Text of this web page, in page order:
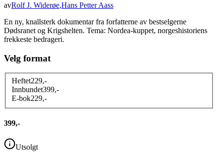
avRolf J. Widerøe,Hans Petter Aass
En ny, knallsterk dokumentar fra forfatterne av bestselgerne
Dødsranet og Krigshelten. Tema: Nordea-kuppet, norgeshistoriens
frekkeste bedrageri.
Velg format
Heftet229,-
Innbundet399,-
E-bok229,-
399,-
Utsolgt